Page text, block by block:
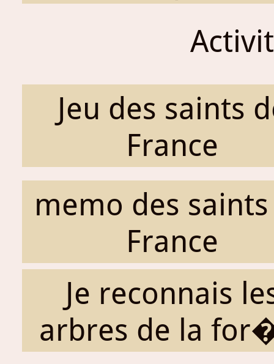
Jeu des saints
France
memo des
France
Je reconnais
arbres de la